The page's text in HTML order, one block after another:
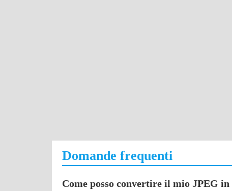
Domande frequenti
Come posso convertire il mio JPEG in